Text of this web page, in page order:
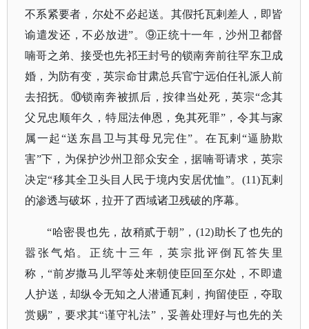
不系紧要者，尔处不必起送。其假托瓦剌差人，即皆
谕遣发还，不必放进”。⑨正统十一年，沙州卫都督
喃哥之弟、接受也先祁王封号的锁南奔前往罕东卫成
婚，为防有变，英宗命甘肃总兵官宁远伯任礼派人前
去招抚。⑩锁南奔被抓后，按律当处死，英宗“念其
父兄忠顺年久，特屈法伸恩，免其死罪”，令其与家
属一起“送东昌卫与其母兄完住”。在瓦剌“逼胁欺
害”下，为保护沙州卫部众安全，据喃哥请求，英宗
决定“移其全卫头目人民于境内安居优恤”。(11)瓦剌
的渗透与破坏，拉开了西域诸卫残破的序幕。
“哈密畏也先，故稍贰于朝”，(12)助长了也先的
嚣张气焰。正统十三年，英宗批评倒瓦答失里
称，“前岁撒马儿罕等处来朝使臣回至尔处，不即遣
人护送，却纵令无知之人潜通瓦剌，拘留使臣，夺取
赏赐”，要求其“谨守礼法”，妥善处理好与也先的关